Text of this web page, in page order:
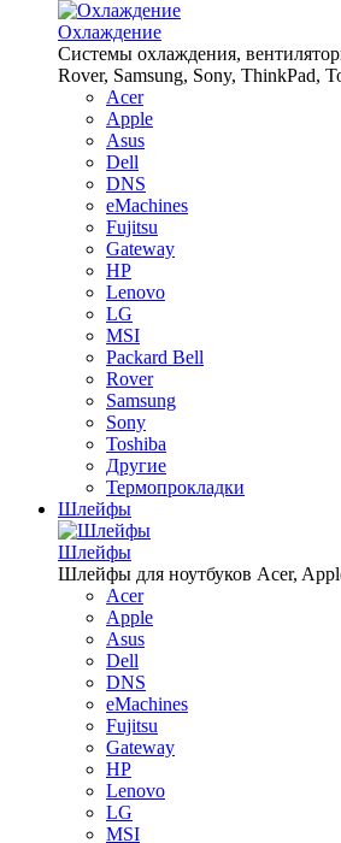
Охлаждение
Системы охлаждения,
Rover, Samsung, Sony, ThinkPad,
Acer
Apple
Asus
Dell
DNS
eMachines
Fujitsu
Gateway
HP
Lenovo
LG
MSI
Packard Bell
Rover
Samsung
Sony
Toshiba
Другие
Термопрокладки
Шлейфы
Шлейфы
Шлейфы для ноутбуков Acer,
Acer
Apple
Asus
Dell
DNS
eMachines
Fujitsu
Gateway
HP
Lenovo
LG
MSI